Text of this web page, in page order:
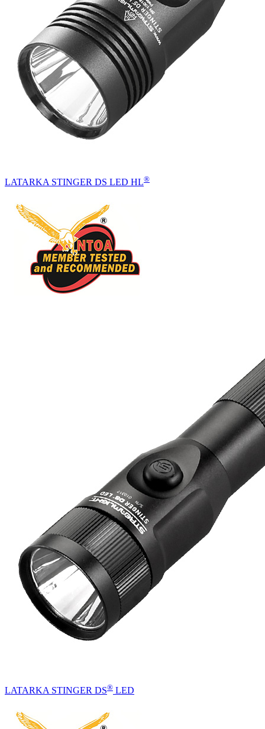
LATARKA STINGER DS LED HL®
LATARKA STINGER DS® LED